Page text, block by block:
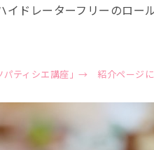
ドレーターフリーのロー
パティシエ講座」→ 紹介ページ